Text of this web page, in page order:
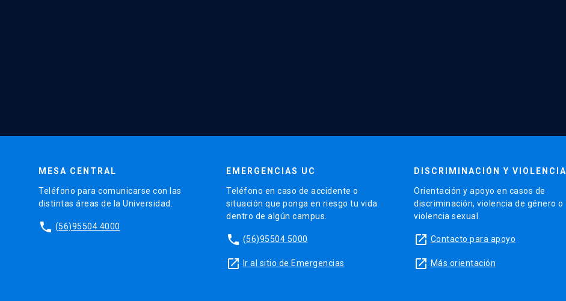
MESA CENTRAL
Teléfono para comunicarse con las
distintas áreas de la Universidad.
phone (56)95504 4000
EMERGENCIAS UC
Teléfono en caso de accidente o
situación que ponga en riesgo tu vida
dentro de algún campus.
phone (56)95504 5000
launch Ir al sitio de Emergencias
DISCRIMINACIÓN Y VIOLENCIA
Orientación y apoyo en casos de
discriminación, violencia de género o
violencia sexual.
launch Contacto para apoyo
launch Más orientación